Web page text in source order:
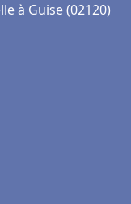
à Guise (02120)